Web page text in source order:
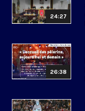
24:27
26:38